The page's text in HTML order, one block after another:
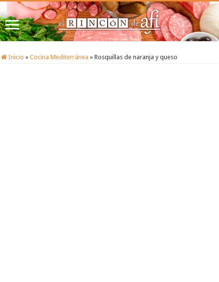
Inicio » Cocina Mediterránea » Rosquillas de naranja y queso